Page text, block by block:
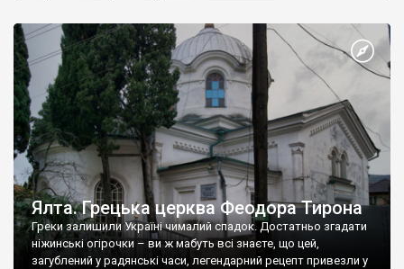
Ялта. Грецька церква Феодора Тирона
Греки залишили Україні чималий спадок. Достатньо згадати
ніжинські огірочки – ви ж мабуть всі знаєте, що цей,
загублений у радянські часи, легендарний рецепт привезли у